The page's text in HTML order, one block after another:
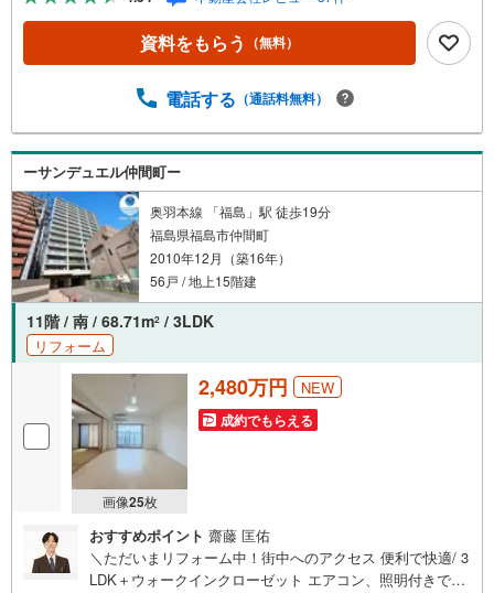
の購入だけでなく、売却もぜひお任せください。 できる
限りお客様のご要望を実現するために、責任を持って物件
をお預かり致します。3創業50年以上 独自のノウハウで最
まずはお気軽にご相談下さい。 ご予算や自己資金、ロー
東海住宅 郡山支店営業時間 9:30～18:30（定休日:火・
水）お電話でのお問い合わせがスムーズにご案内できま
す。また、見学予約ボタンより現地のご案内も可能です。
＝＝＝＝＝＝＝＝＝＝＝＝
資料をもらう （無料）
電話する （通話料無料）
ーサンデュエル仲間町ー
奥羽本線 「福島」駅 徒歩19分
福島県福島市仲間町
2010年12月（築16年）
56戸 / 地上15階建
11階 / 南 / 68.71m2 / 3LDK
リフォーム
画像25枚
2,480万円 NEW
成約でもらえる
おすすめポイント 齋藤 匡佑
＼ただいまリフォーム中！街中へのアクセス 便利で快適/ 3
LDK＋ウォークインクローゼット エアコン、照明付きです